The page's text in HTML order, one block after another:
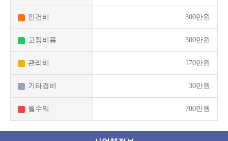
인건비 300만원
고정비용 300만원
관리비 170만원
기타경비 30만원
월수익 700만원